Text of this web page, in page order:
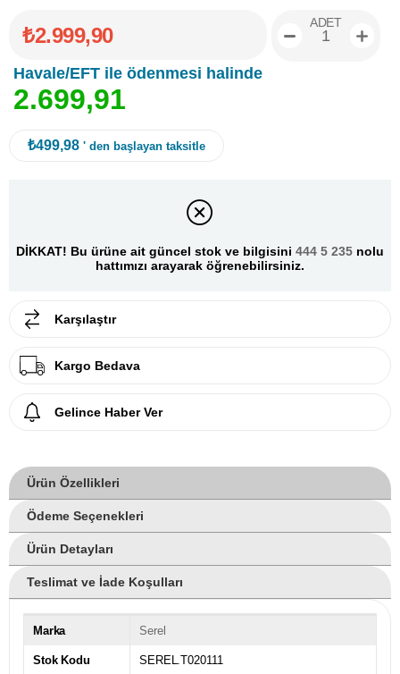
₺2.999,90
Havale/EFT ile ödenmesi halinde
2.699,91
ADET
₺499,98 ' den başlayan taksitle
DİKKAT! Bu ürüne ait güncel stok ve bilgisini 444 5 235 nolu
hattımızı arayarak öğrenebilirsiniz.
Karşılaştır
Kargo Bedava
Gelince Haber Ver
Ürün Özellikleri
Ödeme Seçenekleri
Ürün Detayları
Teslimat ve İade Koşulları
Marka Serel
Stok Kodu SEREL.T020111